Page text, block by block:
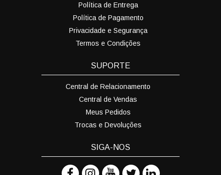
Política de Entrega
Política de Pagamento
Privacidade e Segurança
Termos e Condições
SUPORTE
Central de Relacionamento
Central de Vendas
Meus Pedidos
Trocas e Devoluções
SIGA-NOS